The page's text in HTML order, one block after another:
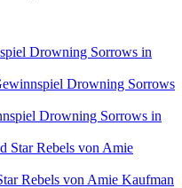
Drowning Sorrows in
Drowning Sorrows
Drowning Sorrows in
Star Rebels von Amie
Rebels von Amie Kaufman